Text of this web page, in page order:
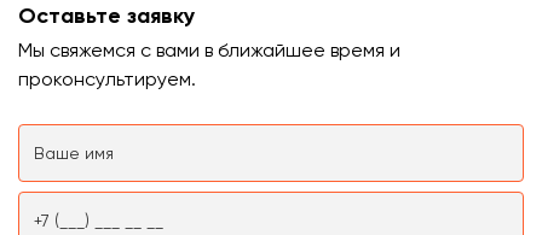
Оставьте заявку
Мы свяжемся с вами в ближайшее время и
проконсультируем.